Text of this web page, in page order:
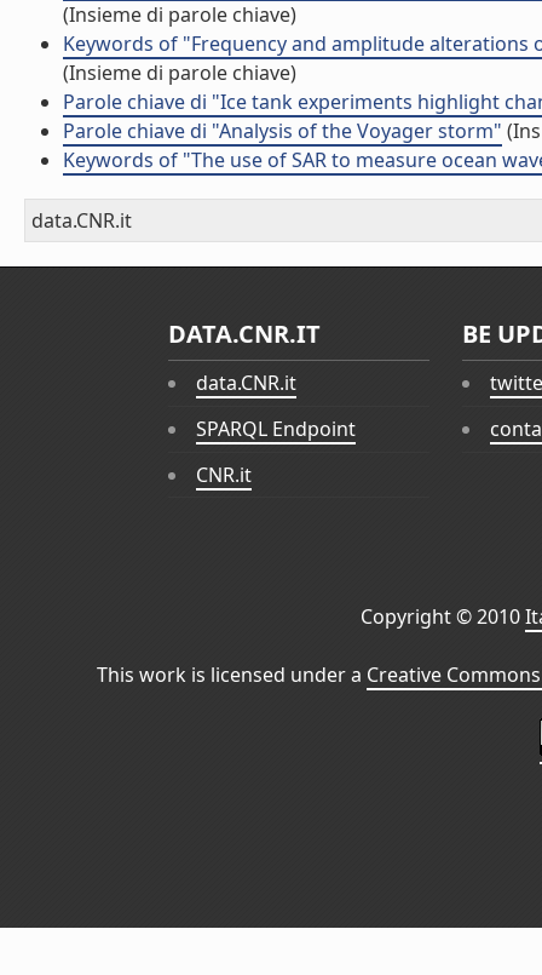
(Insieme di parole chiave)
Keywords of "Frequency and amplitude
(Insieme di parole chiave)
Parole chiave di "Ice tank experiments highlight
Parole chiave di "Analysis of the Voyager storm"
Keywords of "The use of SAR to measure ocean
data.CNR.it
DATA.CNR.IT
data.CNR.it
SPARQL Endpoint
CNR.it
BE
Copyright © 2010
This work is licensed under a Creative